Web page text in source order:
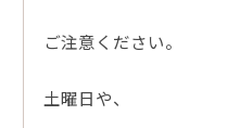
ご注意ください。
土曜日や、